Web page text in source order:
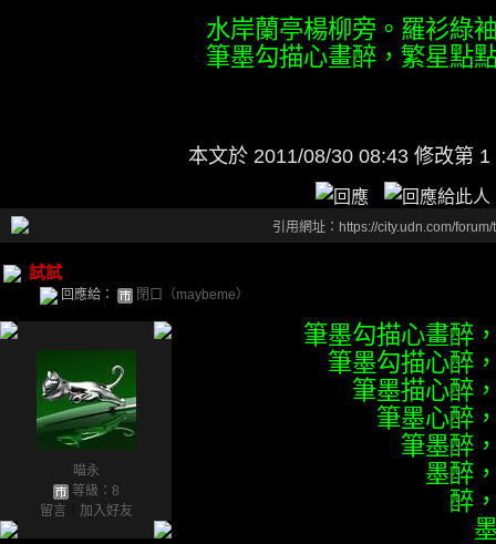
水岸蘭亭楊柳旁。羅衫綠
筆墨勾描心畫醉，繁星點
本文於 2011/08/30 08:43 修改第 1
引用網址：https://city.udn.com/
試試
回應給： 閉口（maybeme）
喵永
等級：8
留言
加入好友
筆墨勾描心畫醉
筆墨勾描心醉
筆墨描心醉
筆墨心醉
筆墨醉
墨醉
醉